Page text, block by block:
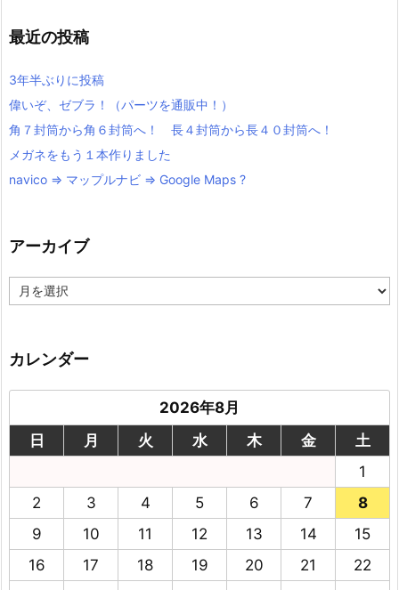
最近の投稿
3年半ぶりに投稿
偉いぞ、ゼブラ！（パーツを通販中！）
角７封筒から角６封筒へ！ 長４封筒から長４０封筒へ！
メガネをもう１本作りました
navico => マップルナビ => Google Maps ?
アーカイブ
ー
ブ
カレンダー
2026年8月
日
月 火 水 木 金
土
1
2
3 4 5 6 7
8
9
10 11 12 13 14
15
16
17 18 19 20 21
22